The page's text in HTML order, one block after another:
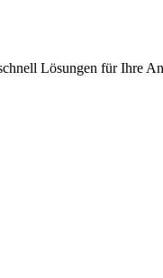
Lösungen für Ihre